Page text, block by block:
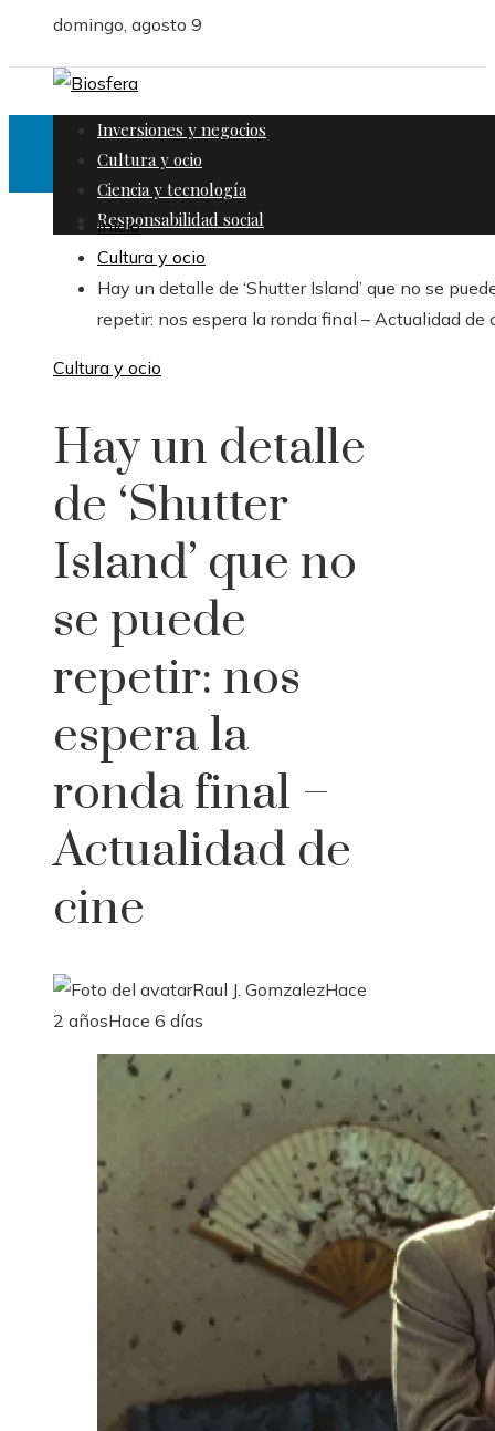
domingo, agosto 9
Inversiones y negocios
Cultura y ocio
Ciencia y tecnología
Responsabilidad social
Inicio
Cultura y ocio
Hay un detalle de ‘Shutter Island’ que no se
repetir: nos espera la ronda final – Actualidad de
Cultura y ocio
Hay un detalle
de ‘Shutter
Island’ que no
se puede
repetir: nos
espera la
ronda final –
Actualidad de
cine
Raul J. GomzalezHace
2 añosHace 6 días